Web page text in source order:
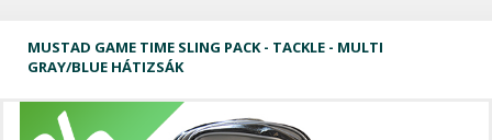
MUSTAD GAME TIME SLING PACK - TACKLE - MULTI
GRAY/BLUE HÁTIZSÁK